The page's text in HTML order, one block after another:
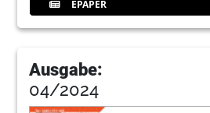
EPAPER
Ausgabe:
04/2024